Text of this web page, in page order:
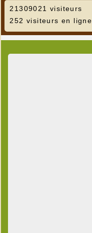
21309021 visiteurs
252 visiteurs en ligne